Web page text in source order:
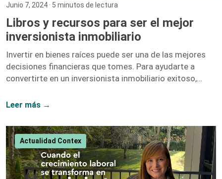
Junio 7, 2024 · 5 minutos de lectura
Libros y recursos para ser el mejor
inversionista inmobiliario
Invertir en bienes raíces puede ser una de las mejores
decisiones financieras que tomes. Para ayudarte a
convertirte en un inversionista inmobiliario exitoso,
proporcionarán las herramientas y el conocimiento
recomendaciones más destacadas. 1. El Inversionista
Millonario de Bienes Raíces – Gary Keller Gary Keller,
fundador de Keller Williams Realty, recopila los
testimonios de más de 100 inversionistas millonarios
para ofrecer una guía completa sobre […]
Leer más →
Actualidad Contex